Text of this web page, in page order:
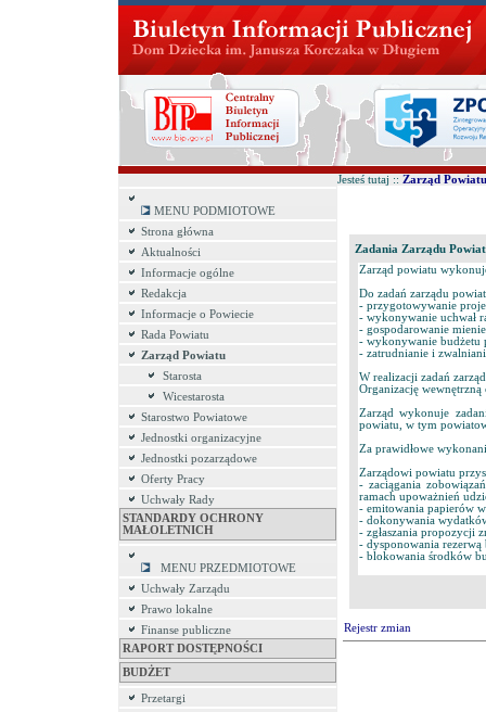
MENU PODMIOTOWE
Strona główna
Aktualności
Informacje ogólne
Redakcja
Informacje o Powiecie
Rada Powiatu
Zarząd Powiatu
Starosta
Wicestarosta
Starostwo Powiatowe
Jednostki organizacyjne
Jednostki pozarządowe
Oferty Pracy
Uchwały Rady
STANDARDY OCHRONY
MAŁOLETNICH
MENU PRZEDMIOTOWE
Uchwały Zarządu
Prawo lokalne
Finanse publiczne
RAPORT DOSTĘPNOŚCI
BUDŻET
Przetargi
Jesteś tutaj :: Zarząd Powiatu
Zadania Zarządu
Zarząd powiatu
Do zadań zarządu
- przygotowywanie
- wykonywanie uchwał
- gospodarowanie
- wykonywanie budżetu
- zatrudnianie i
W realizacji zadań
Organizację
Zarząd wykonuje
powiatu, w tym
Za prawidłowe
Zarządowi powiatu
- zaciągania
ramach upoważnień
- emitowania papierów
- dokonywania
- zgłaszania propozycji
- dysponowania rezerwą
- blokowania środków
Rejestr zmian